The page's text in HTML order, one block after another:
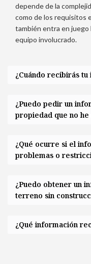
depende de la
como de los requisitos
también entra en juego
equipo involucrado.
¿Cuándo recibirás
¿Puedo pedir un
propiedad que no he
¿Qué ocurre si el
problemas o
¿Puedo obtener un
terreno sin
¿Qué información